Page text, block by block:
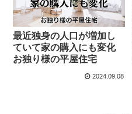
最近独身の人口が増加し
ていて家の購入にも変化
お独り様の平屋住宅
2024.09.08